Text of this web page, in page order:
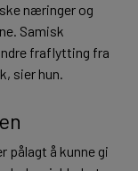
næringer og
Samisk
fraflytting fra
sier hun.
pålagt å kunne gi